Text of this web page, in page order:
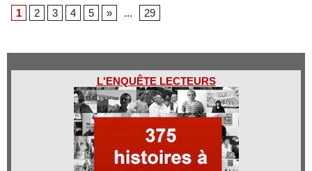
1
2 3 4 5 » ... 29
L'ENQUÊTE LECTEURS